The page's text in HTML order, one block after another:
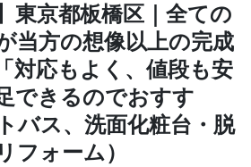
東京都板橋区｜全ての
当方の想像以上の完成
対応もよく、値段も安
できるのでおすす
バス、洗面化粧台・脱
フォーム）